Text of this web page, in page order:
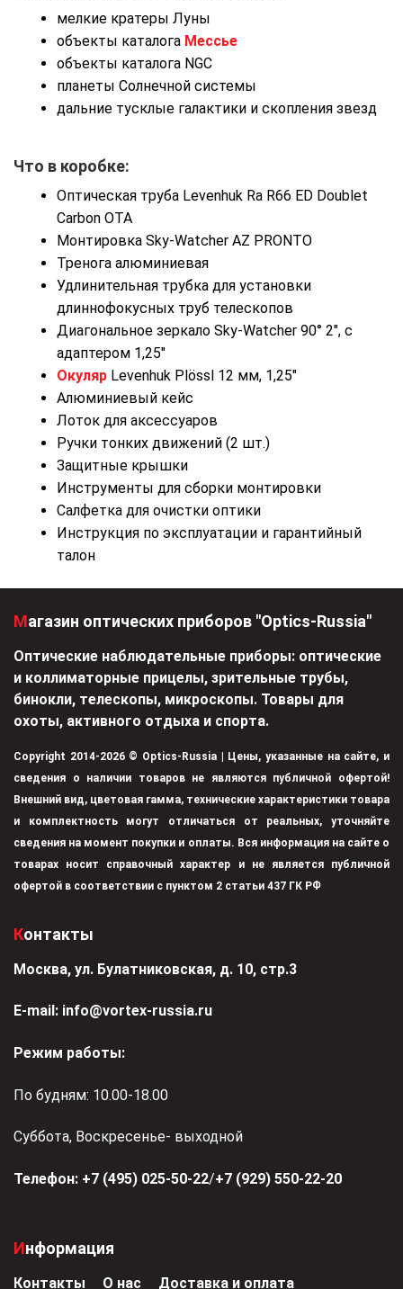
мелкие кратеры Луны
объекты каталога Мессье
объекты каталога NGC
планеты Солнечной системы
дальние тусклые галактики и скопления звезд
Что в коробке:
Оптическая труба Levenhuk Ra R66 ED Doublet
Carbon OTA
Монтировка Sky-Watcher AZ PRONTO
Тренога алюминиевая
Удлинительная трубка для установки
длиннофокусных труб телескопов
Диагональное зеркало Sky-Watcher 90° 2″, с
адаптером 1,25″
Окуляр Levenhuk Plössl 12 мм, 1,25″
Алюминиевый кейс
Лоток для аксессуаров
Ручки тонких движений (2 шт.)
Защитные крышки
Инструменты для сборки монтировки
Салфетка для очистки оптики
Инструкция по эксплуатации и гарантийный
талон
Магазин оптических приборов "Optics-Russia"
Оптические наблюдательные приборы: оптические
и коллиматорные прицелы, зрительные трубы,
бинокли, телескопы, микроскопы. Товары для
охоты, активного отдыха и спорта.
Copyright 2014-2026 © Optics-Russia | Цены, указанные на сайте, и
сведения о наличии товаров не являются публичной офертой!
Внешний вид, цветовая гамма, технические характеристики товара
и комплектность могут отличаться от реальных, уточняйте
сведения на момент покупки и оплаты. Вся информация на сайте о
товарах носит справочный характер и не является публичной
офертой в соответствии с пунктом 2 статьи 437 ГК РФ
Контакты
Москва, ул. Булатниковская, д. 10, стр.3
Е-mail: info@vortex-russia.ru
Режим работы:
По будням: 10.00-18.00
Суббота, Воскресенье- выходной
Телефон: +7 (495) 025-50-22/+7 (929) 550-22-20
Информация
Контакты О нас Доставка и оплата